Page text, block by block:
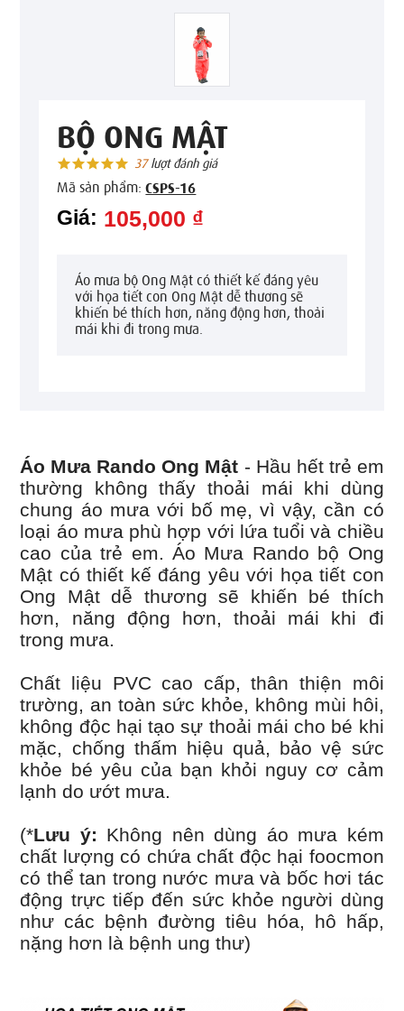
BỘ ONG MẬT
37lượt đánh giá
Mã sản phẩm:CSPS-16
Giá: 105,000 ₫
Áo mưa bộ Ong Mật có thiết kế đáng yêu
với họa tiết con Ong Mật dễ thương sẽ
khiến bé thích hơn, năng động hơn, thoải
mái khi đi trong mưa.
Áo Mưa Rando Ong Mật - Hầu hết trẻ em
thường không thấy thoải mái khi dùng
chung áo mưa với bố mẹ, vì vậy, cần có
loại áo mưa phù hợp với lứa tuổi và chiều
cao của trẻ em. Áo Mưa Rando bộ Ong
Mật có thiết kế đáng yêu với họa tiết con
Ong Mật dễ thương sẽ khiến bé thích
hơn, năng động hơn, thoải mái khi đi
trong mưa.
Chất liệu PVC cao cấp, thân thiện môi
trường, an toàn sức khỏe, không mùi hôi,
không độc hại tạo sự thoải mái cho bé khi
mặc, chống thấm hiệu quả, bảo vệ sức
khỏe bé yêu của bạn khỏi nguy cơ cảm
lạnh do ướt mưa.
(*Lưu ý: Không nên dùng áo mưa kém
chất lượng có chứa chất độc hại foocmon
có thể tan trong nước mưa và bốc hơi tác
động trực tiếp đến sức khỏe người dùng
như các bệnh đường tiêu hóa, hô hấp,
nặng hơn là bệnh ung thư)